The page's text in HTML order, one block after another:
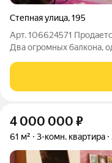
Степная улица,195
Арт. 106624571
Два огромных балкона,
готова под обои. Одна
Ванная и
4 000 000 ₽
61 м² 3-комн. квартира